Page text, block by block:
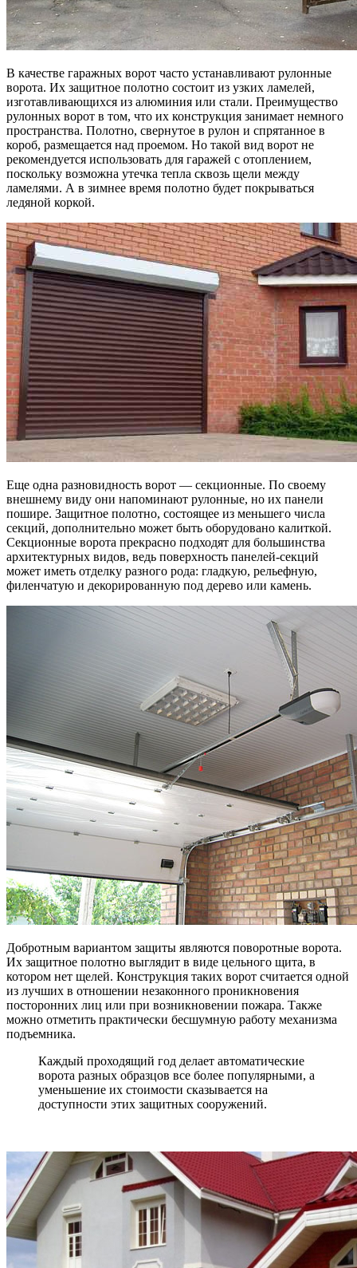
В качестве гаражных ворот часто устанавливают рулонные
ворота. Их защитное полотно состоит из узких ламелей,
изготавливающихся из алюминия или стали. Преимущество
рулонных ворот в том, что их конструкция занимает немного
пространства. Полотно, свернутое в рулон и спрятанное в
короб, размещается над проемом. Но такой вид ворот не
рекомендуется использовать для гаражей с отоплением,
поскольку возможна утечка тепла сквозь щели между
ламелями. А в зимнее время полотно будет покрываться
ледяной коркой.
Еще одна разновидность ворот — секционные. По своему
внешнему виду они напоминают рулонные, но их панели
пошире. Защитное полотно, состоящее из меньшего числа
секций, дополнительно может быть оборудовано калиткой.
Секционные ворота прекрасно подходят для большинства
архитектурных видов, ведь поверхность панелей-секций
может иметь отделку разного рода: гладкую, рельефную,
филенчатую и декорированную под дерево или камень.
Добротным вариантом защиты являются поворотные ворота.
Их защитное полотно выглядит в виде цельного щита, в
котором нет щелей. Конструкция таких ворот считается одной
из лучших в отношении незаконного проникновения
посторонних лиц или при возникновении пожара. Также
можно отметить практически бесшумную работу механизма
подъемника.
Каждый проходящий год делает автоматические
ворота разных образцов все более популярными, а
уменьшение их стоимости сказывается на
доступности этих защитных сооружений.